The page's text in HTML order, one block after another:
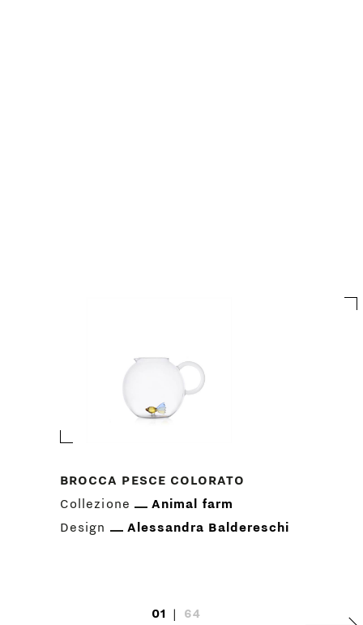
BROCCA PESCE COLORATO
Collezione
Animal farm
Design
Alessandra Baldereschi
01 |
64